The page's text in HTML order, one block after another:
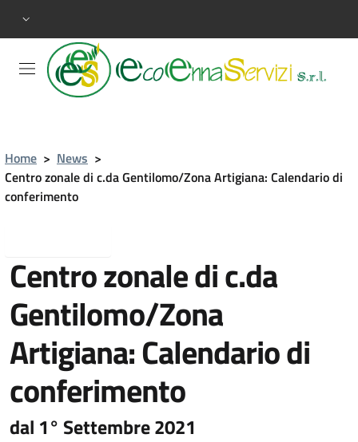
Home > News >
Centro zonale di c.da Gentilomo/Zona Artigiana: Calendario di
conferimento
Centro zonale di c.da
Gentilomo/Zona
Artigiana: Calendario di
conferimento
dal 1° Settembre 2021